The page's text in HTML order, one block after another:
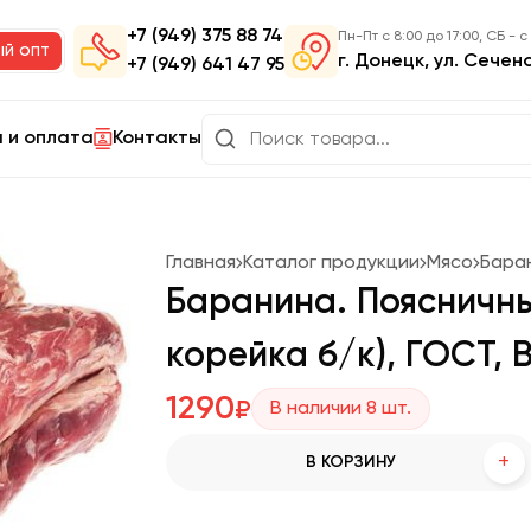
опт
+7 (949) 375 88 74
+7 (949) 641 47 95
Пн-Пт с 8:00 до 17:00, СБ - с
г. Донецк, ул.
и оплата Контакты
Главная Каталог продукции Мясо
Баранина.
корейка б/к), ГОСТ,
1290₽ В наличии 8 шт.
В КОРЗИНУ +